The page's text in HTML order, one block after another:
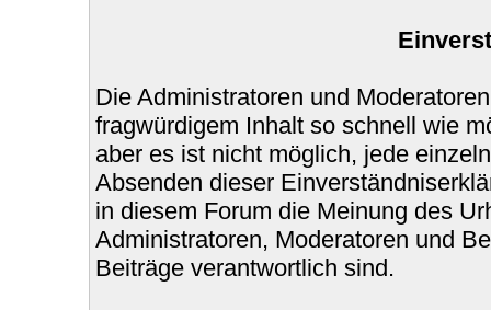
Die Administratoren und
fragwürdigem Inhalt so schnell wie
aber es ist nicht möglich, jede
Absenden dieser
in diesem Forum die Meinung des
Administratoren, Moderatoren und
Beiträge verantwortlich sind.